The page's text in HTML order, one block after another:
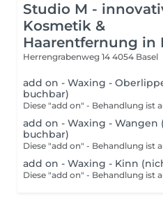
Studio M -
Kosmetik &
Haarentfernung in
Herrengrabenweg 14 4054 Basel
add on - Waxing -
buchbar)
add on - Waxing - Wangen
buchbar)
add on - Waxing - Kinn